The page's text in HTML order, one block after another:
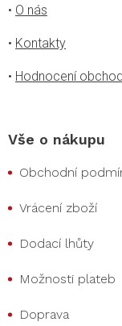
• O nás
• Kontakty
• Hodnocení
Vše o nákupu
Obchodní
Vrácení zboží
Dodací lhůty
Možnosti plateb
Doprava